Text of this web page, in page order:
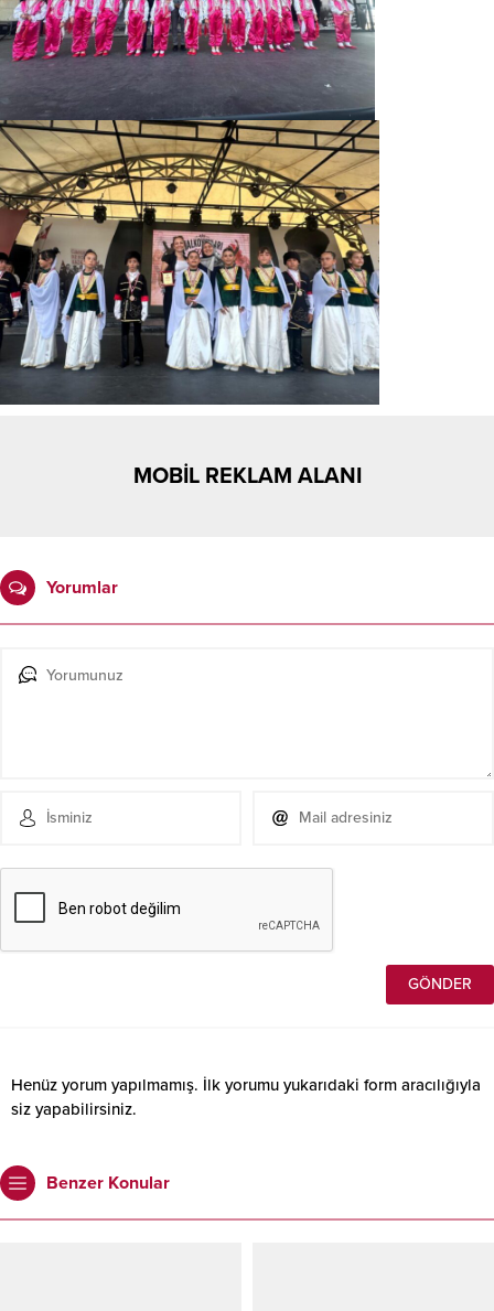
MOBİL REKLAM ALANI
Yorumlar
Henüz yorum yapılmamış. İlk yorumu yukarıdaki form aracılığıyla
siz yapabilirsiniz.
Benzer Konular